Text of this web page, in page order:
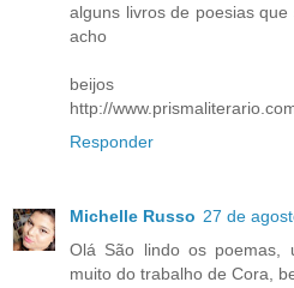
alguns livros de poesias
acho
beijos
http://
Responder
Michelle Russo 27 de
Olá São lindo os poemas,
muito do trabalho de Cora,